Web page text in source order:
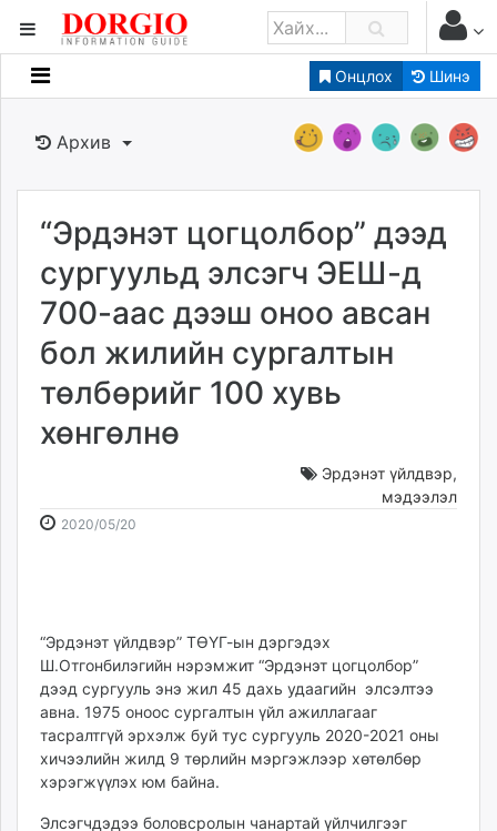
Онцлох Шинэ
Мэдээллийн
Банк санхүү
Бизнес ААН
Төрийн
Нийслэлийн
dorgio.mn
Gogo.mn
news.mn
zindaa.mn
ikon.mn
shuud.mn
ergelt.mn
zarig.mn
today.mn
zuv.mn
mminfo.mn
Архив
“Эрдэнэт цогцолбор” дээд
сургуульд элсэгч ЭЕШ-д
700-аас дээш оноо авсан
бол жилийн сургалтын
төлбөрийг 100 хувь
хөнгөлнө
Эрдэнэт үйлдвэр,
мэдээлэл
2020/05/20
“Эрдэнэт үйлдвэр” ТӨҮГ-ын дэргэдэх
Ш.Отгонбилэгийн нэрэмжит “Эрдэнэт цогцолбор”
дээд сургууль энэ жил 45 дахь удаагийн элсэлтээ
авна. 1975 оноос сургалтын үйл ажиллагааг
тасралтгүй эрхэлж буй тус сургууль 2020-2021 оны
хичээлийн жилд 9 төрлийн мэргэжлээр хөтөлбөр
хэрэгжүүлэх юм байна.
Элсэгчдэдээ боловсролын чанартай үйлчилгээг